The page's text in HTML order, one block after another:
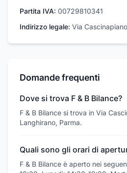
Partita IVA: 00729810341
Indirizzo legale: Via
Domande frequenti
Dove si trova F & B Bilance?
F & B Bilance si trova in Via
Langhirano, Parma.
Quali sono gli orari di
F & B Bilance è aperto nei